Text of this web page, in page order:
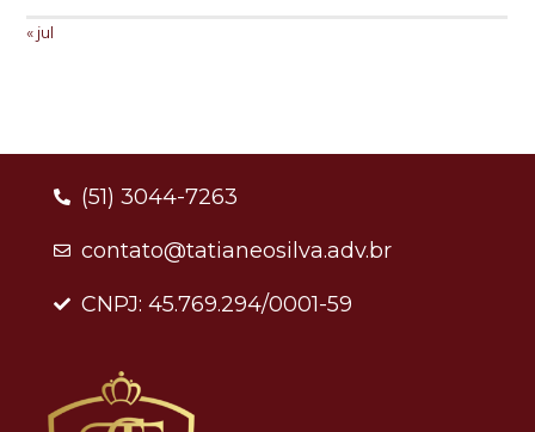
« jul
(51) 3044-7263
contato@tatianeosilva.adv.br
CNPJ: 45.769.294/0001-59